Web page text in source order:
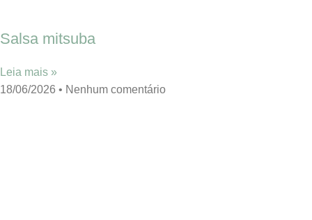
Salsa mitsuba
Leia mais »
18/06/2026
Nenhum comentário